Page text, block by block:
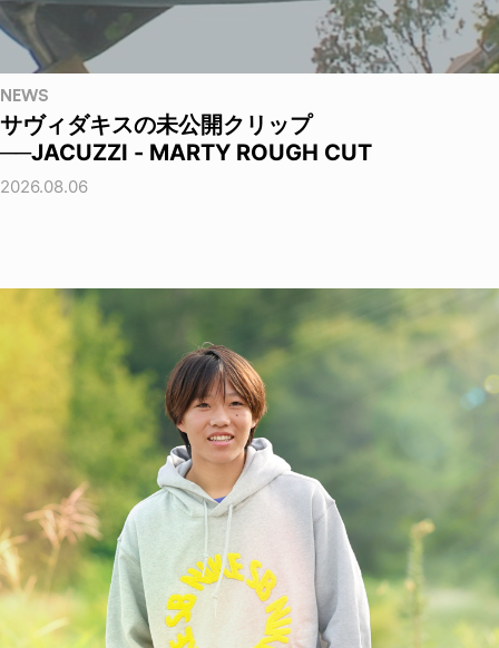
NEWS
サヴィダキスの未公開クリップ
──JACUZZI - MARTY ROUGH CUT
2026.08.06